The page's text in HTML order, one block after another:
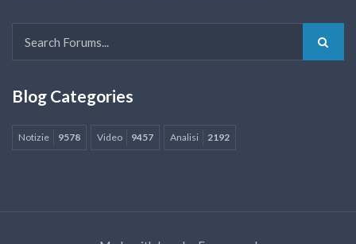
Blog Categories
Notizie 9578 Video 9457 Analisi 2192